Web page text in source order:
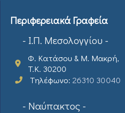
Περιφερειακά Γραφεία
- Ι.Π. Μεσολογγίου -
Φ. Κατάσου & Μ. Μακρή,
T.K. 30200
Τηλέφωνο: 26310 30040
- Ναύπακτος -